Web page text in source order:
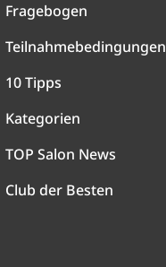
Fragebogen
Teilnahmebedingungen
10 Tipps
Kategorien
TOP Salon News
Club der Besten